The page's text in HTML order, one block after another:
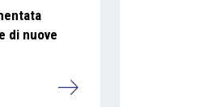
di nuove